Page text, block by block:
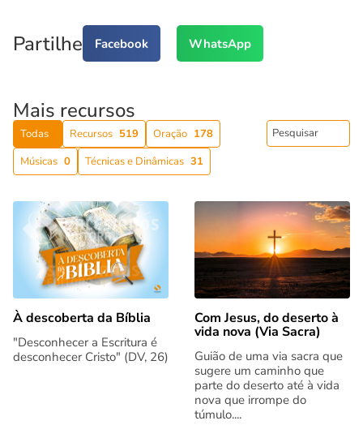
Partilhe Facebook WhatsApp
Mais recursos
Todas Recursos 519 Oração 178
Músicas 0 Técnicas e Dinâmicas 31
À descoberta da Bíblia
"Desconhecer a Escritura é
desconhecer Cristo" (DV, 26)
Com Jesus, do deserto à
vida nova (Via Sacra)
Guião de uma via sacra que
sugere um caminho que
parte do deserto até à vida
nova que irrompe do
túmulo....